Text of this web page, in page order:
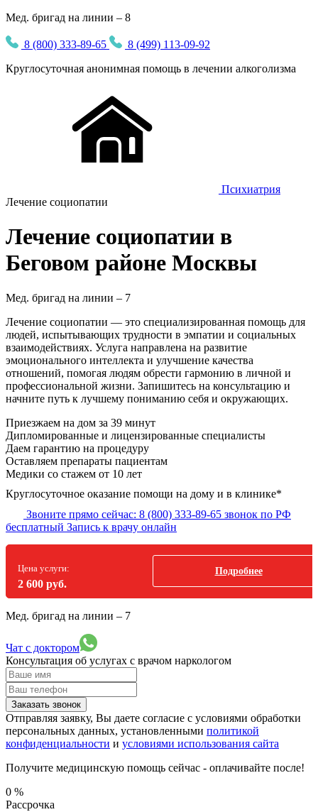
Мед. бригад на линии – 8
8 (800) 333-89-65
8 (499) 113-09-92
Круглосуточная анонимная помощь в лечении алкоголизма
Психиатрия
Лечение социопатии
Лечение социопатии в
Беговом районе Москвы
Мед. бригад на линии – 7
Лечение социопатии — это специализированная помощь для
людей, испытывающих трудности в эмпатии и социальных
взаимодействиях. Услуга направлена на развитие
эмоционального интеллекта и улучшение качества
отношений, помогая людям обрести гармонию в личной и
профессиональной жизни. Запишитесь на консультацию и
начните путь к лучшему пониманию себя и окружающих.
Приезжаем на дом за 39 минут
Дипломированные и лицензированные специалисты
Даем гарантию на процедуру
Оставляем препараты пациентам
Медики со стажем от 10 лет
Круглосуточное оказание помощи на дому и в клинике*
Звоните прямо сейчас: 8 (800) 333-89-65 звонок по РФ
бесплатный Запись к врачу онлайн
Цена услуги:
2 600 руб.
Подробнее
Мед. бригад на линии – 7
Чат с доктором
Консультация об услугах с врачом наркологом
Заказать звонок
Отправляя заявку, Вы даете согласие с условиями обработки
персональных данных, установленными политикой
конфиденциальности и условиями использования сайта
Получите медицинскую помощь сейчас - оплачивайте после!
0 %
Рассрочка